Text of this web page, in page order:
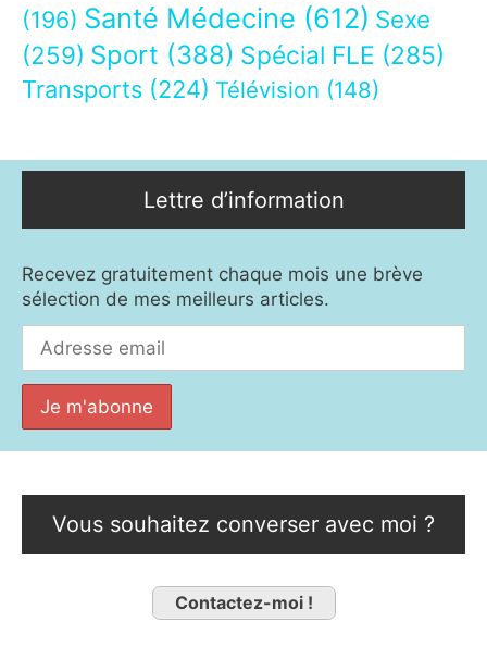
(196) Santé Médecine (612) Sexe
(259) Sport (388) Spécial FLE (285)
Transports (224) Télévision (148)
Lettre d’information
Recevez gratuitement chaque mois une brève
sélection de mes meilleurs articles.
Vous souhaitez converser avec moi ?
Contactez-moi !